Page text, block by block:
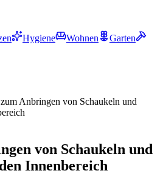
Hygiene Wohnen
Garten
Anbringen von Schaukeln und
von Schaukeln und
Innenbereich